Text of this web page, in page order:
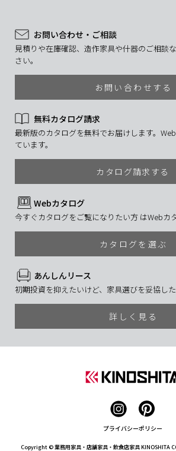
お問い合わせ・ご相談
見積りや在庫確認、造作家具や什器のご相談
さい。
お問い合わせする
無料カタログ請求
最新版のカタログを無料でお届けします。
ています。
カタログ請求する
Webカタログ
今すぐカタログをご覧になりたい方 はWebカ
カタログを選ぶ
あんしんリース
初期投資を抑えたいけど、家具選びを妥協し
詳しく見る
プライバシーポリシー
Copyright © 業務用家具・店舗家具・飲食店家具 KINOSHITA